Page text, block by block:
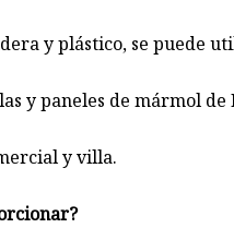
y plástico, se puede
y paneles de mármol
y villa.